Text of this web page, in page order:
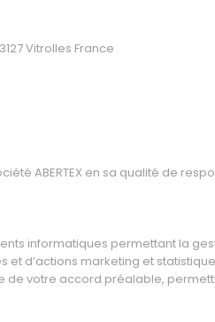
Vitrolles France
ABERTEX en sa qualité de
informatiques permettant la
et d’actions marketing et
de votre accord préalable,